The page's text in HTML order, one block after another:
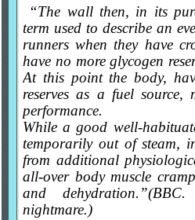
“The wall then, in its
term used to describe an
runners when they have
have no more glycogen
At this point the body,
reserves as a fuel
performance.
While a good well-
temporarily out of steam,
from additional
all-over body muscle
and
nightmare.)